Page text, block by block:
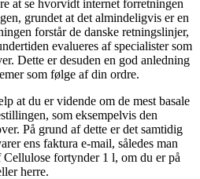
at se hvorvidt internet forretningen
grundet at det almindeligvis er en
forstår de danske retningslinjer,
evalueres af specialister som
Dette er desuden en god anledning
som følge af din ordre.
at du er vidende om de mest basale
som eksempelvis den
På grund af dette er det samtidig
ens faktura e-mail, således man
fortynder 1 l, om du er på
herre.